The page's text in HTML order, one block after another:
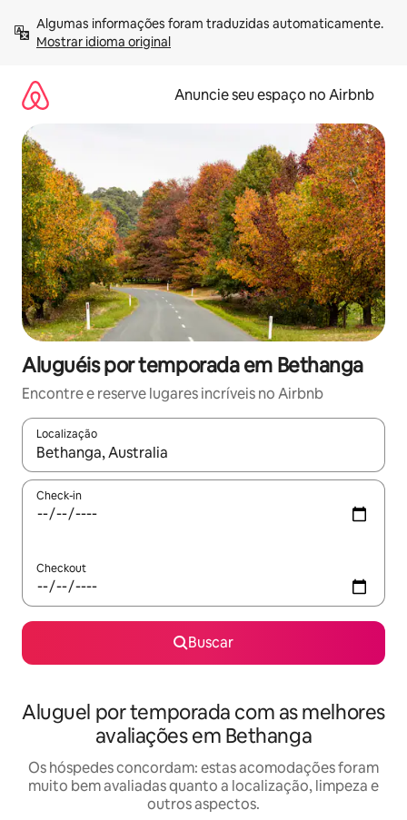
para
Mostrar idioma original
Anuncie seu espaço no Airbnb
Aluguéis por temporada em Bethanga
Encontre e reserve lugares incríveis no Airbnb
Localização
Quando os resultados estiverem disponíveis, explore-os
Check-in
Checkout
Buscar
Aluguel por temporada com as melhores
avaliações em Bethanga
Os hóspedes concordam: estas acomodações foram
muito bem avaliadas quanto a localização, limpeza e
outros aspectos.